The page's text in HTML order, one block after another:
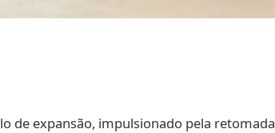
de expansão, impulsionado pela retomada